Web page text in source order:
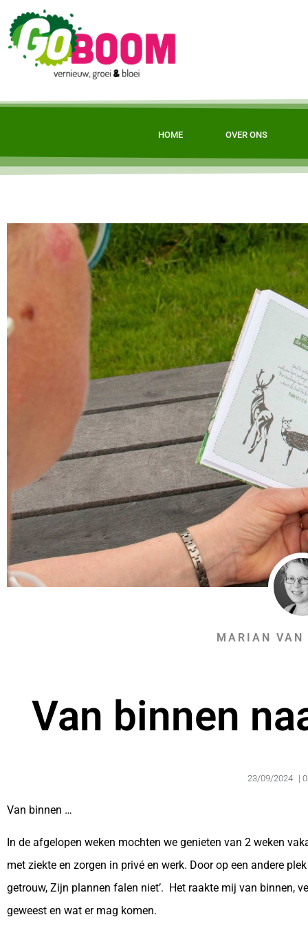
HOME OVER ONS
MARIAN VAN
Van binnen
23/09/2024 |
Van binnen …
In de afgelopen weken mochten we genieten van 2 weken
met ziekte en zorgen in privé en werk. Door op een andere
getrouw, Zijn plannen falen niet’. Het raakte mij van binnen,
geweest en wat er mag komen.